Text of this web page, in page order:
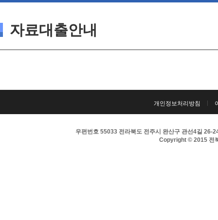
자료대출안내
개인정보처리방침
우편번호 55033 전라북도 전주시 완산구 관선4길
Copyright © 2015 전